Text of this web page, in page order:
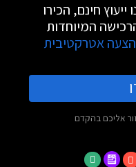
חינם, הכירו
המיוחדות
הצעה אטרקטיבית
אליכם בהקדם